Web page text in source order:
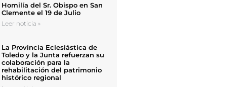
Homilía del Sr. Obispo en San
Clemente el 19 de Julio
Leer noticia »
La Provincia Eclesiástica de
Toledo y la Junta refuerzan su
colaboración para la
rehabilitación del patrimonio
histórico regional